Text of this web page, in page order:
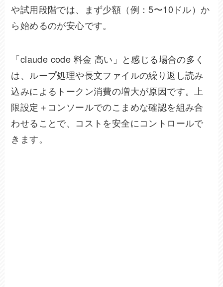
や試用段階では、まず少額（例：5〜10ドル）か
ら始めるのが安心です。
「claude code 料金 高い」と感じる場合の多く
は、ループ処理や長文ファイルの繰り返し読み
込みによるトークン消費の増大が原因です。上
限設定＋コンソールでのこまめな確認を組み合
わせることで、コストを安全にコントロールで
きます。